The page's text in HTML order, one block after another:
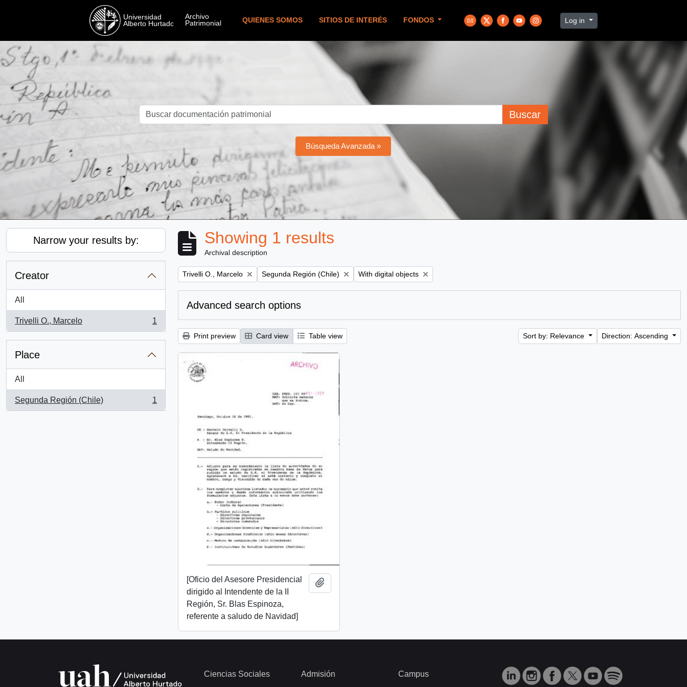
QUIENES SOMOS SITIOS DE INTERÉS FONDOS Log in
Buscar
Búsqueda Avanzada »
Narrow your results by:
Creator
All
Trivelli O., Marcelo
, 1 results
1
Place
All
Segunda Región (Chile)
, 1 results
1
Showing 1 results
Archival description
Remove filter:
Trivelli O., Marcelo Remove filter:
Segunda Región (Chile) Remove filter:
With digital objects
Advanced search options
Print preview Card view Table view Sort by: Relevance Direction: Ascending
[Oficio del Asesore Presidencial
dirigido al Intendente de la II
Región, Sr. Blas Espinoza,
referente a saludo de Navidad]
Ciencias Sociales Admisión Campus